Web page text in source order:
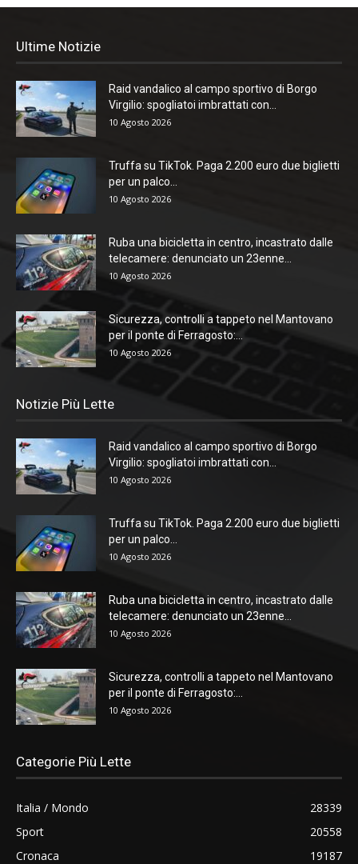
Ultime Notizie
Raid vandalico al campo sportivo di Borgo
Virgilio: spogliatoi imbrattati con...
10 Agosto 2026
Truffa su TikTok. Paga 2.200 euro due biglietti
per un palco...
10 Agosto 2026
Ruba una bicicletta in centro, incastrato dalle
telecamere: denunciato un 23enne...
10 Agosto 2026
Sicurezza, controlli a tappeto nel Mantovano
per il ponte di Ferragosto:...
10 Agosto 2026
Notizie Più Lette
Raid vandalico al campo sportivo di Borgo
Virgilio: spogliatoi imbrattati con...
10 Agosto 2026
Truffa su TikTok. Paga 2.200 euro due biglietti
per un palco...
10 Agosto 2026
Ruba una bicicletta in centro, incastrato dalle
telecamere: denunciato un 23enne...
10 Agosto 2026
Sicurezza, controlli a tappeto nel Mantovano
per il ponte di Ferragosto:...
10 Agosto 2026
Categorie Più Lette
Italia / Mondo
28339
Sport
20558
Cronaca
19187